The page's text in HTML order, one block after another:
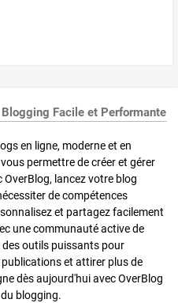
Facile et Performante
en ligne, moderne et en
permettre de créer et gérer
lancez votre blog
de compétences
et partagez facilement
une communauté active de
outils puissants pour
et attirer plus de
dès aujourd'hui avec OverBlog
blogging.